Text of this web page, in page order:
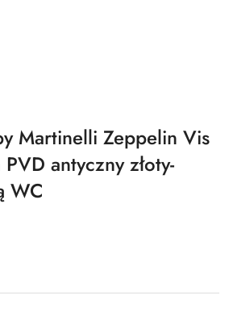
Martinelli Zeppelin Vis
antyczny złoty-
WC